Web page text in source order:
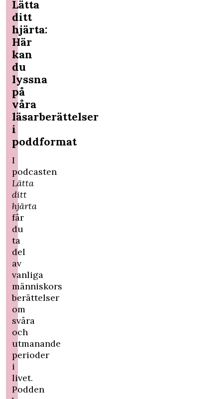
Lätta
ditt
hjärta:
Här
kan
du
lyssna
på
våra
läsarberättelser
i
poddformat
I
podcasten
Lätta
ditt
hjärta
får
du
ta
del
av
vanliga
människors
berättelser
om
svåra
och
utmanande
perioder
i
livet.
Podden